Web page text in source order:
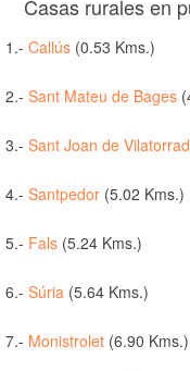
Casas rurales en
1.- Callús (0.53 Kms.)
2.- Sant Mateu de Bages
3.- Sant Joan de
4.- Santpedor (5.02 Kms.)
5.- Fals (5.24 Kms.)
6.- Súria (5.64 Kms.)
7.- Monistrolet (6.90 Kms.)